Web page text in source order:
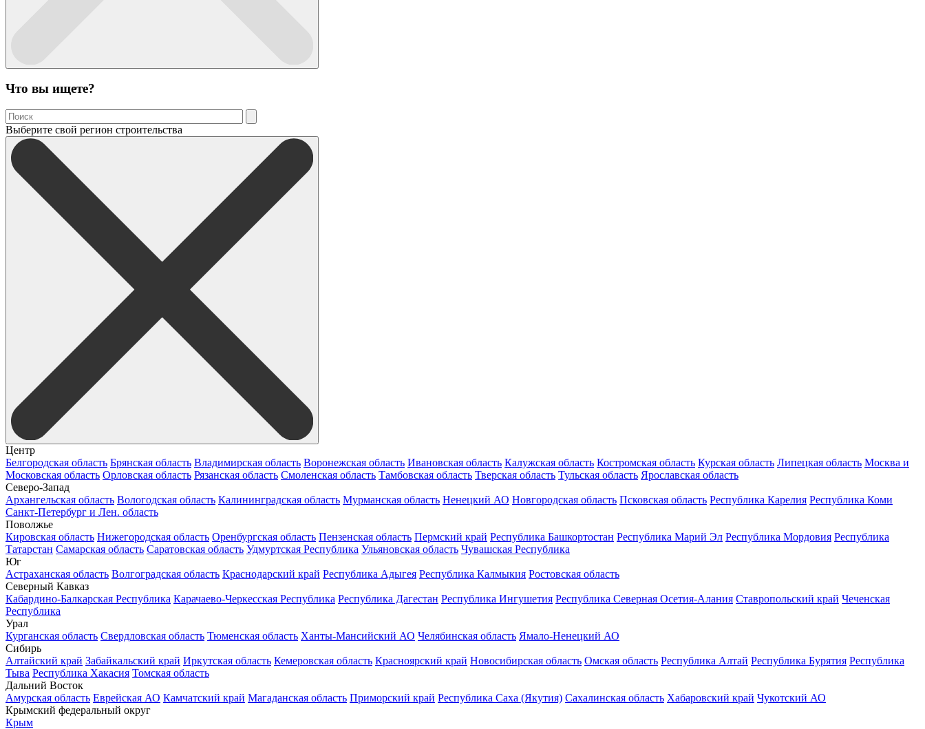
Что вы ищете?
Выберите свой регион строительства
Центр
Белгородская область Брянская область Владимирская область Воронежская область Ивановская область Калужская область Костромская область Курская область Липецкая область Москва и
Московская область Орловская область Рязанская область Смоленская область Тамбовская область Тверская область Тульская область Ярославская область
Северо-Запад
Архангельская область Вологодская область Калининградская область Мурманская область Ненецкий АО Новгородская область Псковская область Республика Карелия Республика Коми
Санкт-Петербург и Лен. область
Поволжье
Кировская область Нижегородская область Оренбургская область Пензенская область Пермский край Республика Башкортостан Республика Марий Эл Республика Мордовия Республика
Татарстан Самарская область Саратовская область Удмуртская Республика Ульяновская область Чувашская Республика
Юг
Астраханская область Волгоградская область Краснодарский край Республика Адыгея Республика Калмыкия Ростовская область
Северный Кавказ
Кабардино-Балкарская Республика Карачаево-Черкесская Республика Республика Дагестан Республика Ингушетия Республика Северная Осетия-Алания Ставропольский край Чеченская
Республика
Урал
Курганская область Свердловская область Тюменская область Ханты-Мансийский АО Челябинская область Ямало-Ненецкий АО
Сибирь
Алтайский край Забайкальский край Иркутская область Кемеровская область Красноярский край Новосибирская область Омская область Республика Алтай Республика Бурятия Республика
Тыва Республика Хакасия Томская область
Дальний Восток
Амурская область Еврейская АО Камчатский край Магаданская область Приморский край Республика Саха (Якутия) Сахалинская область Хабаровский край Чукотский АО
Крымский федеральный округ
Крым